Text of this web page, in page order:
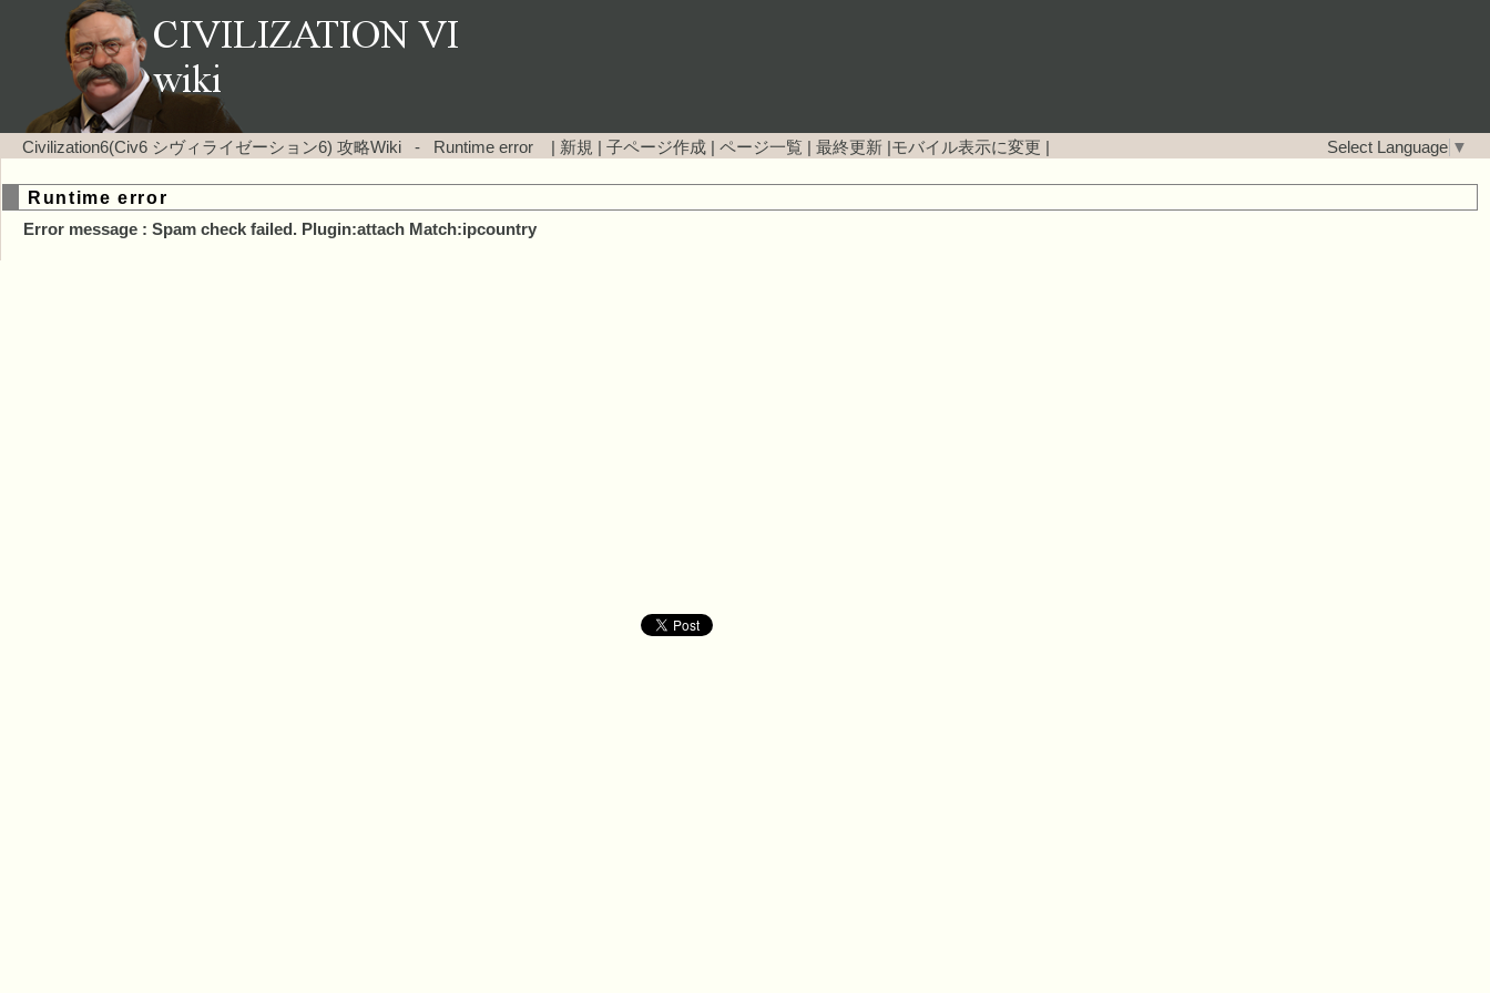
Civilization6(Civ6 シヴィライゼーション6) 攻略Wiki - Runtime error | 新規 子ページ作成 ページ一覧 最終更新 モバイル表示に変更 Select Language ▼
Runtime error
Error message : Spam check failed. Plugin:attach Match:ipcountry